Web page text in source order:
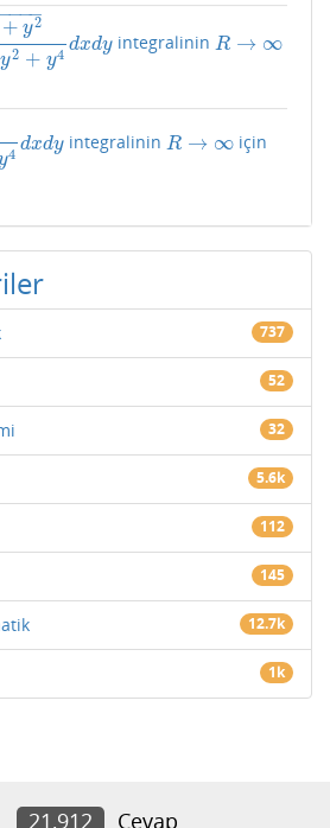
+ y2
−
−−
y2 + y4
dxdy
4+x2y2+y4dxd yintegralininR → ∞
R→∞
4
dxdy
4+y4dxd y
integralinin R → ∞
R→∞ için
737
52
32
5.6k
112
145
12.7k
1k
21,912 Cevap